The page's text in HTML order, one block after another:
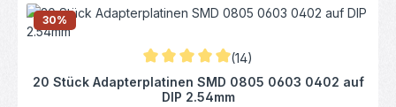
30%
Durchschnittliche Bewertung von 5 von 5
(14)
20 Stück Adapterplatinen SMD 0805 0603 0402 auf
DIP 2.54mm